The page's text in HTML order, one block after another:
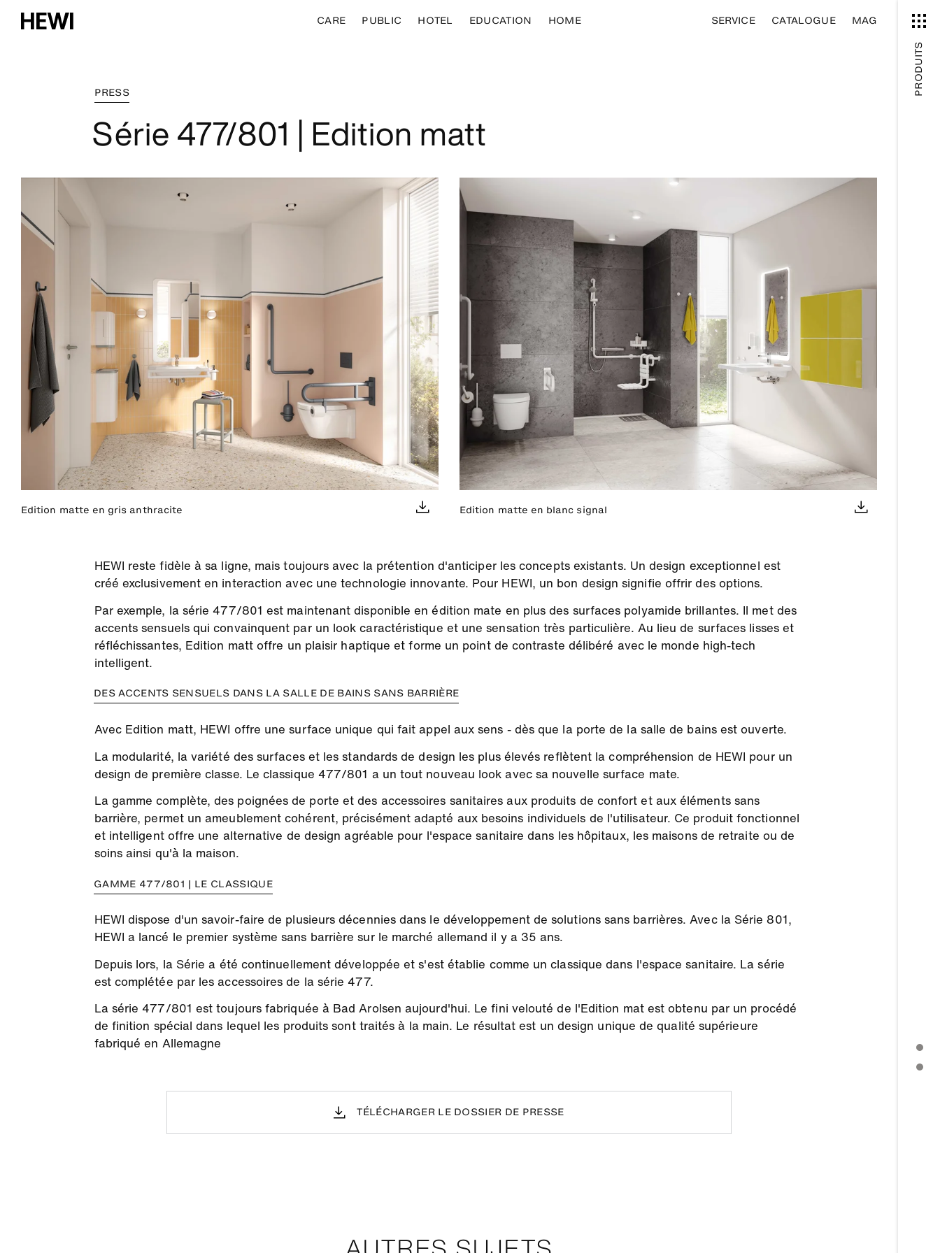
CARE PUBLIC HOTEL EDUCATION HOME SERVICE CATALOGUE MAG
PRESS
Série 477/801 | Edition matt
Edition matte en gris anthracite Edition matte en blanc signal
HEWI reste fidèle à sa ligne, mais toujours avec la prétention d'anticiper les concepts existants. Un design exceptionnel est
créé exclusivement en interaction avec une technologie innovante. Pour HEWI, un bon design signifie offrir des options.
Par exemple, la série 477/801 est maintenant disponible en édition mate en plus des surfaces polyamide brillantes. Il met des
accents sensuels qui convainquent par un look caractéristique et une sensation très particulière. Au lieu de surfaces lisses et
réfléchissantes, Edition matt offre un plaisir haptique et forme un point de contraste délibéré avec le monde high-tech
intelligent.
DES ACCENTS SENSUELS DANS LA SALLE DE BAINS SANS BARRIÈRE
Avec Edition matt, HEWI offre une surface unique qui fait appel aux sens - dès que la porte de la salle de bains est ouverte.
La modularité, la variété des surfaces et les standards de design les plus élevés reflètent la compréhension de HEWI pour un
design de première classe. Le classique 477/801 a un tout nouveau look avec sa nouvelle surface mate.
La gamme complète, des poignées de porte et des accessoires sanitaires aux produits de confort et aux éléments sans
barrière, permet un ameublement cohérent, précisément adapté aux besoins individuels de l'utilisateur. Ce produit fonctionnel
et intelligent offre une alternative de design agréable pour l'espace sanitaire dans les hôpitaux, les maisons de retraite ou de
soins ainsi qu'à la maison.
GAMME 477/801 | LE CLASSIQUE
HEWI dispose d'un savoir-faire de plusieurs décennies dans le développement de solutions sans barrières. Avec la Série 801,
HEWI a lancé le premier système sans barrière sur le marché allemand il y a 35 ans.
Depuis lors, la Série a été continuellement développée et s'est établie comme un classique dans l'espace sanitaire. La série
est complétée par les accessoires de la série 477.
La série 477/801 est toujours fabriquée à Bad Arolsen aujourd'hui. Le fini velouté de l'Edition mat est obtenu par un procédé
de finition spécial dans lequel les produits sont traités à la main. Le résultat est un design unique de qualité supérieure
fabriqué en Allemagne
TÉLÉCHARGER LE DOSSIER DE PRESSE
PRODUITS